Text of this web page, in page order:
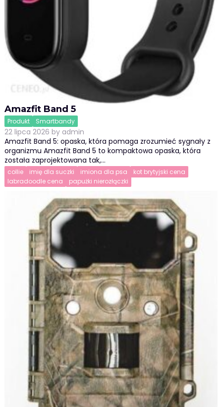
Amazfit Band 5
Produkt Smartbandy
22 lipca 2026 by admin
Amazfit Band 5: opaska, która pomaga zrozumieć sygnały z
organizmu Amazfit Band 5 to kompaktowa opaska, która
została zaprojektowana tak,…
collie imię dla suczki imiona dla psa
kot brytyjski cena
labradoodle cena
papużki nierozłączki